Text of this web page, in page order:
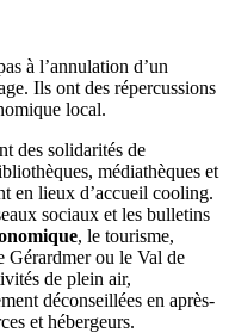
à l’annulation d’un
Ils ont des répercussions
local.
des solidarités de
médiathèques et
en lieux d’accueil cooling.
sociaux et les bulletins
, le tourisme,
Gérardmer ou le Val de
de plein air,
déconseillées en après-
et hébergeurs.